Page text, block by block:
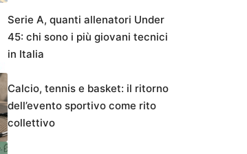
Serie A, quanti allenatori Under
45: chi sono i più giovani tecnici
in Italia
Calcio, tennis e basket: il ritorno
dell’evento sportivo come rito
collettivo